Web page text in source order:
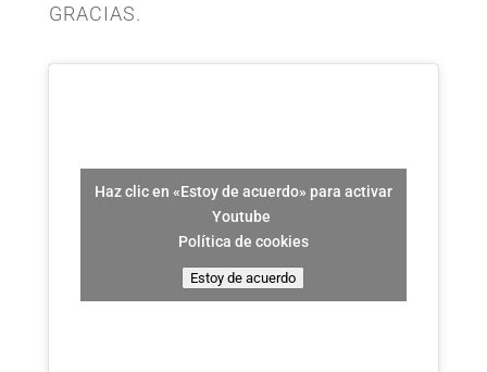
GRACIAS.
Haz clic en «Estoy de acuerdo» para activar
Youtube
Política de cookies
Estoy de acuerdo